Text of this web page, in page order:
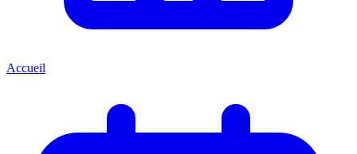
Accueil